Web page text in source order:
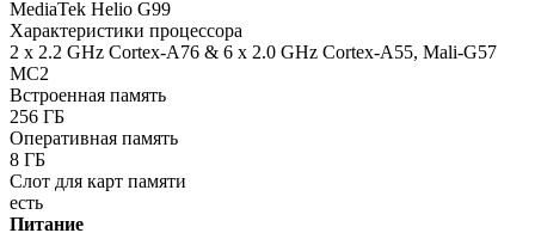
MediaTek Helio G99
Характеристики процессора
2 x 2.2 GHz Cortex-A76 & 6 x 2.0 GHz Cortex-A55, Mali-G57
MC2
Встроенная память
256 ГБ
Оперативная память
8 ГБ
Слот для карт памяти
есть
Питание